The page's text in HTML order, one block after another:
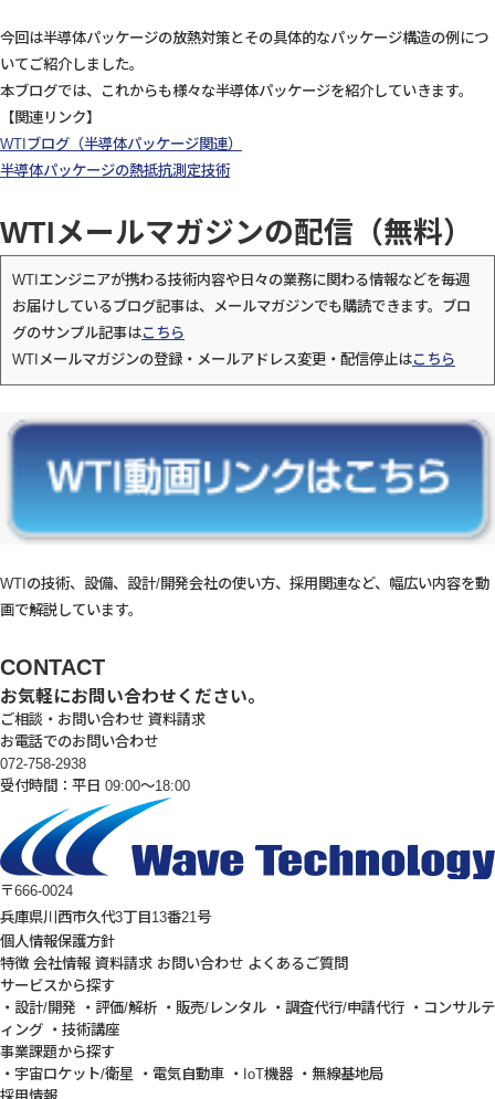
今回は半導体パッケージの放熱対策とその具体的なパッケージ構造の例につ
いてご紹介しました。
本ブログでは、これからも様々な半導体パッケージを紹介していきます。
【関連リンク】
WTIブログ（半導体パッケージ関連）
半導体パッケージの熱抵抗測定技術
WTIメールマガジンの配信（無料）
WTIエンジニアが携わる技術内容や日々の業務に関わる情報などを毎週
お届けしているブログ記事は、メールマガジンでも購読できます。ブロ
グのサンプル記事はこちら
WTIメールマガジンの登録・メールアドレス変更・配信停止はこちら
WTIの技術、設備、設計/開発会社の使い方、採用関連など、幅広い内容を動
画で解説しています。
CONTACT
お気軽にお問い合わせください。
ご相談・お問い合わせ 資料請求
お電話でのお問い合わせ
072-758-2938
受付時間：平日 09:00～18:00
〒666-0024
兵庫県川西市久代3丁目13番21号
個人情報保護方針
特徴 会社情報 資料請求 お問い合わせ よくあるご質問
サービスから探す
・設計/開発
・評価/解析 ・販売/レンタル ・調査代行/申請代行 ・コンサルテ
ィング ・技術講座
事業課題から探す
・宇宙ロケット/衛星
・電気自動車 ・IoT機器 ・無線基地局